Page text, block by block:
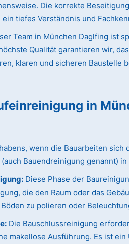
Die korrekte
tiefes Verständnis und
Team in München Daglfing ist
Qualität garantieren wir,
klaren und sicheren Baustelle
in
wenn die Bauarbeiten
Bauendreinigung genannt)
Diese Phase der
die den Raum oder das
zu polieren oder
Die Bauschlussreinigung
makellose Ausführung. Es ist